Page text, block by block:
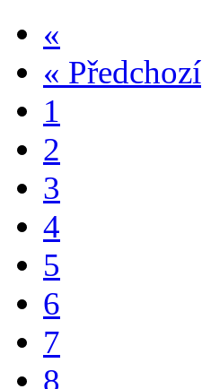
«
« Předchozí
1
2
3
4
5
6
7
8